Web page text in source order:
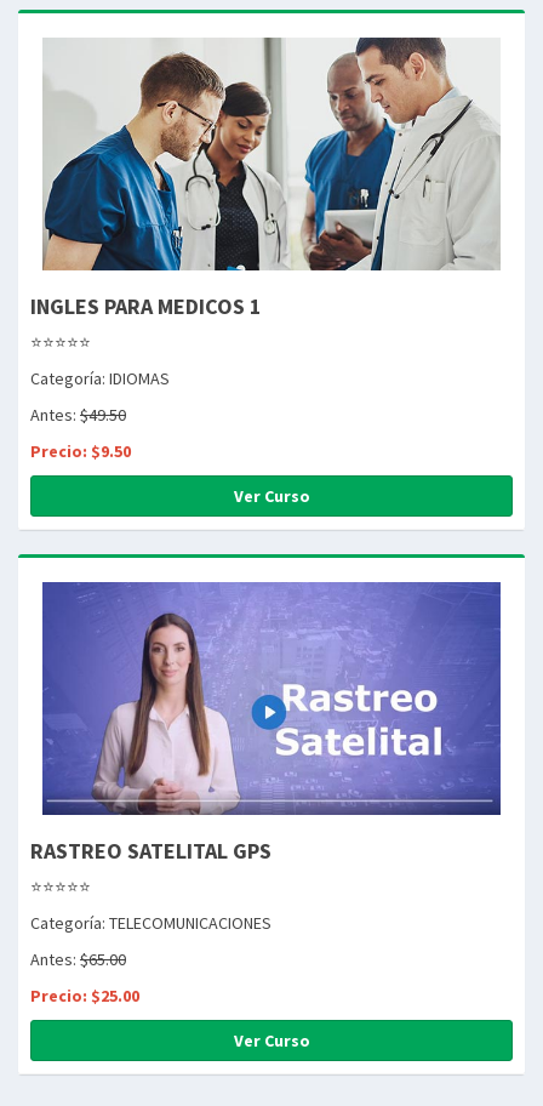
INGLES PARA MEDICOS 1
⭐⭐⭐⭐⭐
Categoría: IDIOMAS
Antes: $49.50
Precio: $9.50
Ver Curso
RASTREO SATELITAL GPS
⭐⭐⭐⭐⭐
Categoría: TELECOMUNICACIONES
Antes: $65.00
Precio: $25.00
Ver Curso